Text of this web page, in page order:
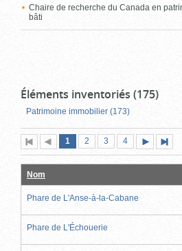
Chaire de recherche du Canada en
bâti
Éléments inventoriés (175)
Patrimoine immobilier (173)
Première
page
Page
précédente
Page
1 (page
actuelle)
Page
2 Page
3 Page
4
suivante
page
Nom
Phare de L'Anse-à-la-Cabane
Phare de L'Échouerie